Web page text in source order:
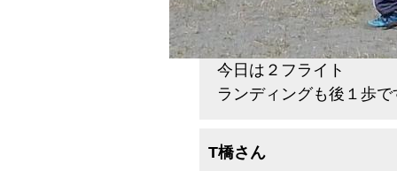
今日は２フライト
ランディングも後１歩で
T橋さん